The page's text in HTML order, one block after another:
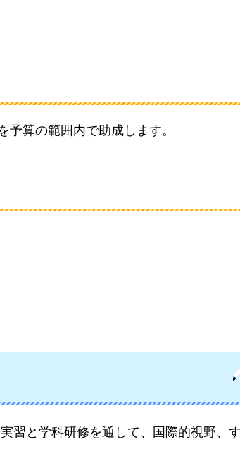
算の範囲内で助成します。
習と学科研修を通して、国際的視野、